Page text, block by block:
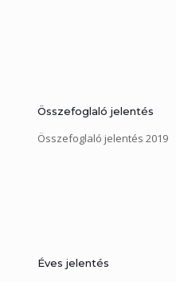
Összefoglaló jelentés
Összefoglaló jelentés 2019
Éves jelentés